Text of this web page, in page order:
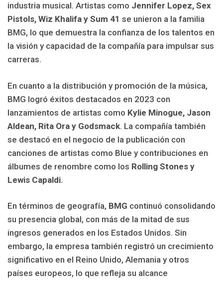
industria musical. Artistas como Jennifer Lopez, Sex
Pistols, Wiz Khalifa y Sum 41 se unieron a la familia
BMG, lo que demuestra la confianza de los talentos en
la visión y capacidad de la compañía para impulsar sus
carreras.
En cuanto a la distribución y promoción de la música,
BMG logró éxitos destacados en 2023 con
lanzamientos de artistas como Kylie Minogue, Jason
Aldean, Rita Ora y Godsmack. La compañía también
se destacó en el negocio de la publicación con
canciones de artistas como Blue y contribuciones en
álbumes de renombre como los Rolling Stones y
Lewis Capaldi.
En términos de geografía, BMG continuó consolidando
su presencia global, con más de la mitad de sus
ingresos generados en los Estados Unidos. Sin
embargo, la empresa también registró un crecimiento
significativo en el Reino Unido, Alemania y otros
países europeos, lo que refleja su alcance